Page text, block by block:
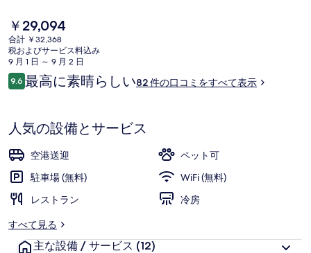
ヴ
ィ
タ
ー
ヴ
ァ
マ
ル
ケ
現
在
の
料
金
は
す
￥29,094
合計 ￥32,368
税およびサービス料込み
9 月 1 日 ～ 9 月 2 日
口
コ
9.610段階中9.6
最高に素晴らしい82 件の口コミをすべて表示
人気の設備とサービス
空港送迎
ペット可
駐車場 (無料)
WiFi (無料)
レストラン
冷房
すべて見る
主な設備 / サービス (12)